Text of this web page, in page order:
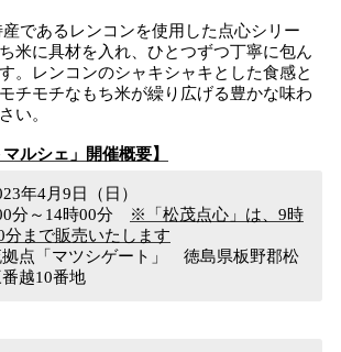
であるレンコンを使用した点心シリー
米に具材を入れ、ひとつずつ丁寧に包ん
。レンコンのシャキシャキとした食感と
チモチなもち米が繰り広げる豊かな味わ
い。
ルシェ」開催概要】
年4月9日（日）
分～14時00分
※「松茂点心」は、9時
分まで販売いたします
拠点「マツシゲート」 徳島県板野郡松
越10番地